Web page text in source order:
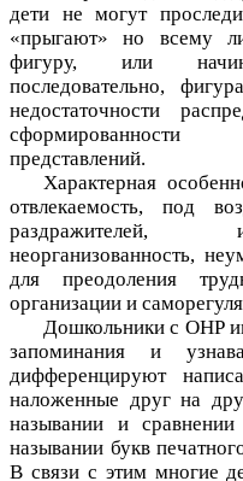
дети не могут
«прыгают» но всему
фигуру, или
последовательно,
недостаточности
сформированности
представлений.
Характерная
отвлекаемость, под
раздражителей,
неорганизованность,
для преодоления
организации и
Дошкольники с ОНР
запоминания и
дифференцируют
наложенные друг на
назывании и
назывании букв
В связи с этим многие